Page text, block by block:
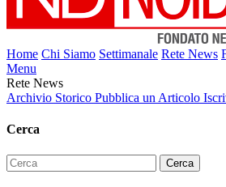
Home Chi Siamo Settimanale Rete News
Menu
Rete News
Archivio Storico Pubblica un Articolo
Cerca